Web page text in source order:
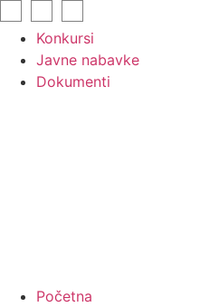
content
Konkursi
Javne nabavke
Dokumenti
Početna